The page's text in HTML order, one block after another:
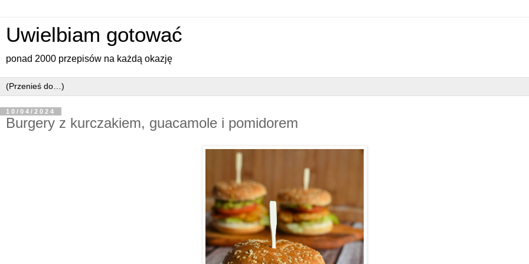
Uwielbiam gotować
ponad 2000 przepisów na każdą okazję
10/04/2024
Burgery z kurczakiem, guacamole i pomidorem